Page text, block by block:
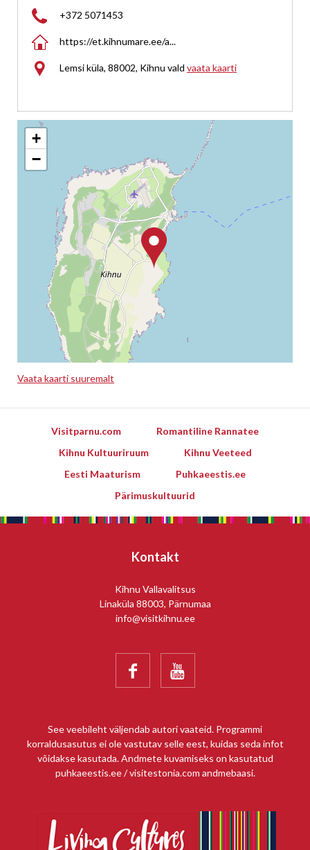
 +372 5071453
 https://et.kihnumare.ee/a...
 Lemsi küla, 88002, Kihnu vald vaata kaarti
+
−
Vaata kaarti suuremalt
Visitparnu.com
Romantiline Rannatee
Kihnu Kultuuriruum
Kihnu Veeteed
Eesti Maaturism
Puhkaeestis.ee
Pärimuskultuurid
Kontakt
Kihnu Vallavalitsus
Linaküla 88003, Pärnumaa
info@visitkihnu.ee
 
See veebileht väljendab autori vaateid. Programmi
korraldusasutus ei ole vastutav selle eest, kuidas seda infot
võidakse kasutada. Andmete kuvamiseks on kasutatud
puhkaeestis.ee / visitestonia.com andmebaasi.